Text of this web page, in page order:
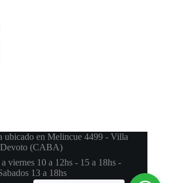
ubicado en Melincue 4499 - Villa
Devoto (CABA)
viernes 10 a 12hs - 15 a 18hs -
13 a 18hs